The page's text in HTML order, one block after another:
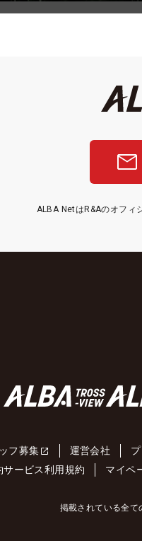
ALBA NetはR&Aのオフィ
フ募集 運営会社
サービス利用規約
マイペ
掲載されている全